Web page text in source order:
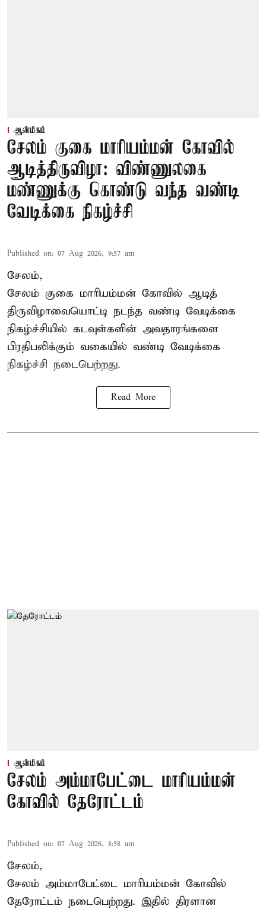
ஆன்மிகம்
சேலம் குகை மாரியம்மன் கோவில்
ஆடித்திருவிழா: விண்ணுலகை
மண்ணுக்கு கொண்டு வந்த வண்டி
வேடிக்கை நிகழ்ச்சி
Published on: 07 Aug 2026, 9:57 am
சேலம்,
சேலம் குகை மாரியம்மன் கோவில் ஆடித்
திருவிழாவையொட்டி நடந்த வண்டி வேடிக்கை
நிகழ்ச்சியில் கடவுள்களின் அவதாரங்களை
பிரதிபலிக்கும் வகையில் வண்டி வேடிக்கை
நிகழ்ச்சி நடைபெற்றது.
Read More
ஆன்மிகம்
சேலம் அம்மாபேட்டை மாரியம்மன்
கோவில் தேரோட்டம்
Published on: 07 Aug 2026, 8:58 am
சேலம்,
சேலம் அம்மாபேட்டை மாரியம்மன் கோவில்
தேரோட்டம் நடைபெற்றது. இதில் திரளான